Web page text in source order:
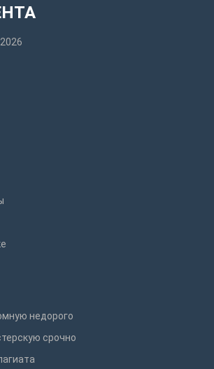
недорого
срочно